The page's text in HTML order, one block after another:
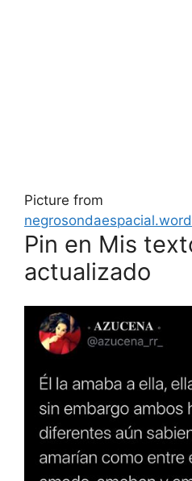
Picture from
Pin en Mis
actualizado